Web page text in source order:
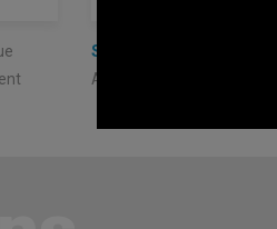
Serie HE
AutoFlush-Activé